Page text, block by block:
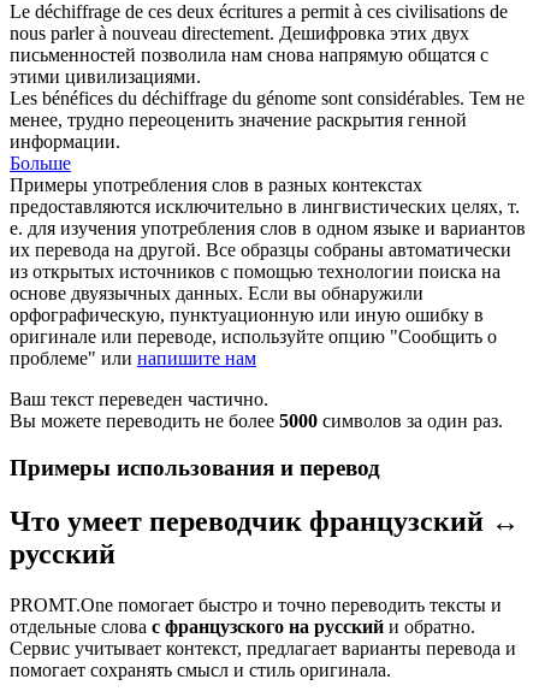
Le déchiffrage de ces deux écritures a permit à ces civilisations de
nous parler à nouveau directement. Дешифровка этих двух
письменностей позволила нам снова напрямую общатся с
этими цивилизациями.
Les bénéfices du déchiffrage du génome sont considérables. Тем не
менее, трудно переоценить значение раскрытия генной
информации.
Больше
Примеры употребления слов в разных контекстах
предоставляются исключительно в лингвистических целях, т.
е. для изучения употребления слов в одном языке и вариантов
их перевода на другой. Все образцы собраны автоматически
из открытых источников с помощью технологии поиска на
основе двуязычных данных. Если вы обнаружили
орфографическую, пунктуационную или иную ошибку в
оригинале или переводе, используйте опцию "Сообщить о
проблеме" или напишите нам
Ваш текст переведен частично.
Вы можете переводить не более 5000 символов за один раз.
Примеры использования и перевод
Что умеет переводчик французский ↔
русский
PROMT.One помогает быстро и точно переводить тексты и
отдельные слова с французского на русский и обратно.
Сервис учитывает контекст, предлагает варианты перевода и
помогает сохранять смысл и стиль оригинала.